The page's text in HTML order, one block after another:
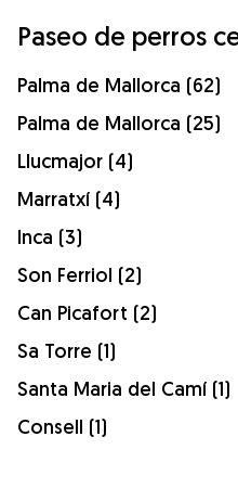
Paseo de perros
Palma de Mallorca (62)
Palma de Mallorca (25)
Llucmajor (4)
Marratxí (4)
Inca (3)
Son Ferriol (2)
Can Picafort (2)
Sa Torre (1)
Santa Maria del Camí (1)
Consell (1)